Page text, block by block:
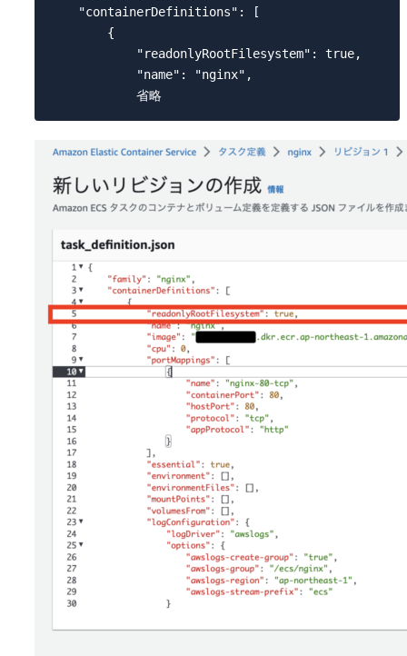
    "containerDefinitions": [
        {
            "readonlyRootFilesystem": true,
            "name": "nginx",